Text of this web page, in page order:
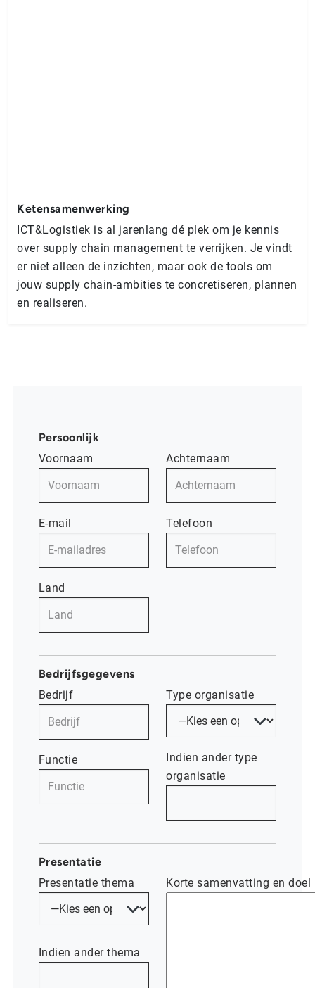
Ketensamenwerking
ICT&Logistiek is al jarenlang dé plek om je kennis
over supply chain management te verrijken. Je vindt
er niet alleen de inzichten, maar ook de tools om
jouw supply chain-ambities te concretiseren, plannen
en realiseren.
Persoonlijk
Voornaam
Achternaam
E-mail Telefoon
Land
Bedrijfsgegevens
Bedrijf
Functie
Type organisatie
Indien ander type
organisatie
Presentatie
Presentatie thema
Indien ander thema
Korte samenvatting en doel